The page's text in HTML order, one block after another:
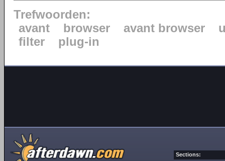
Trefwoorden:
avant
browser avant browser
filter
plug-in
Sections: